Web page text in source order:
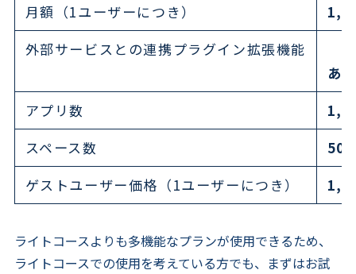
月額（1ユーザーにつき）
外部サービスとの連携プラグイン拡張機能
あり
アプリ数
スペース数
ゲストユーザー価格（1ユーザーにつき）
ライトコースよりも多機能なプランが使用できるため、
ライトコースでの使用を考えている方でも、まずはお試